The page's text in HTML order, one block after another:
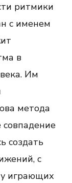
ритмики
с именем
в
Им
метода
создать
с
играющих